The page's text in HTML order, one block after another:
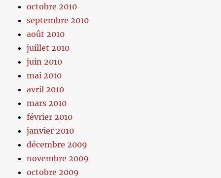
octobre 2010
septembre 2010
août 2010
juillet 2010
juin 2010
mai 2010
avril 2010
mars 2010
février 2010
janvier 2010
décembre 2009
novembre 2009
octobre 2009